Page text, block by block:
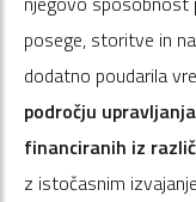
posege, storitve in
dodatno poudarila
področju
financiranih iz
z istočasnim